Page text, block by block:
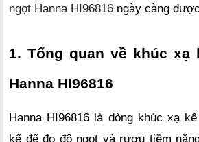
ngọt Hanna HI96816 ngày càng
1. Tổng quan về khúc xạ
Hanna HI96816
Hanna HI96816 là dòng khúc xạ
kế để đo độ ngọt và rượu tiềm